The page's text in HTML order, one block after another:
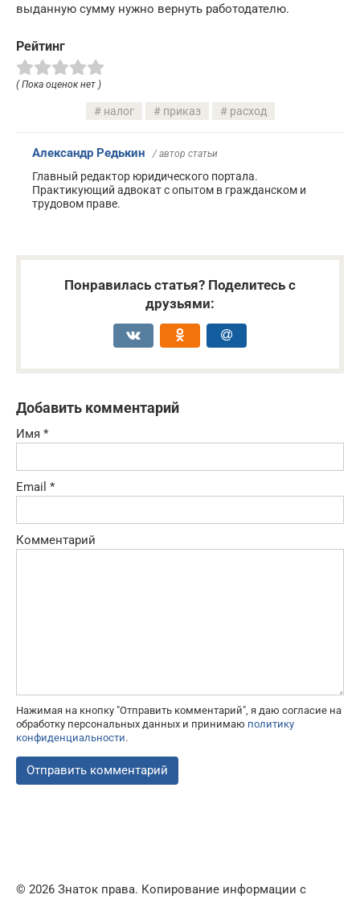
выданную сумму нужно вернуть работодателю.
Рейтинг
( Пока оценок нет )
налог приказ расход
Александр Редькин / автор статьи
Главный редактор юридического портала.
Практикующий адвокат с опытом в гражданском и
трудовом праве.
Понравилась статья? Поделитесь с
друзьями:
Добавить комментарий
Имя *
Email *
Комментарий
Нажимая на кнопку "Отправить комментарий", я даю согласие на
обработку персональных данных и принимаю политику
конфиденциальности.
© 2026 Знаток права. Копирование информации с